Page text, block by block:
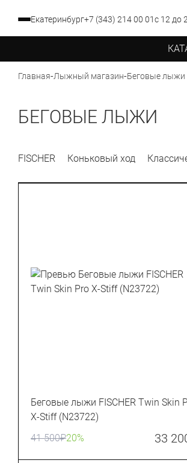
Екатеринбург+7 (343) 214 00 01с 12 до
Главная-Лыжный магазин-Беговые лыжи
БЕГОВЫЕ ЛЫЖИ
FISCHER Коньковый ход
Беговые лыжи FISCHER Twin Skin
X-Stiff (N23722)
41 500₽20% 33